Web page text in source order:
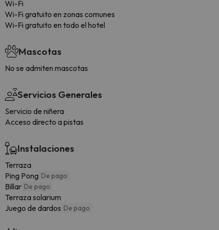
Wi-Fi
Wi-Fi gratuito en zonas comunes
Wi-Fi gratuito en todo el hotel
Mascotas
No se admiten mascotas
Servicios Generales
Servicio de niñera
Acceso directo a pistas
Instalaciones
Terraza
Ping Pong De pago
Billar De pago
Terraza solarium
Juego de dardos De pago